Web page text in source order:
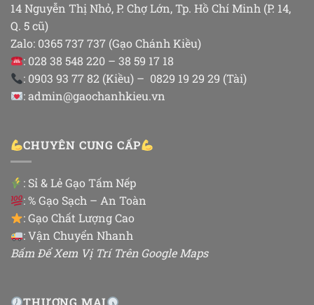
14 Nguyễn Thị Nhỏ, P. Chợ Lớn, Tp. Hồ Chí Minh (P. 14,
Q. 5 cũ)
Zalo: 0365 737 737 (Gạo Chánh Kiều)
: 028 38 548 220 – 38 59 17 18
: 0903 93 77 82 (Kiều) – 0829 19 29 29 (Tài)
: admin@gaochanhkieu.vn
CHUYÊN CUNG CẤP
: Sỉ & Lẻ Gạo Tấm Nếp
: % Gạo Sạch – An Toàn
: Gạo Chất Lượng Cao
: Vận Chuyển Nhanh
Bấm Để Xem Vị Trí Trên Google Maps
THƯƠNG MẠI